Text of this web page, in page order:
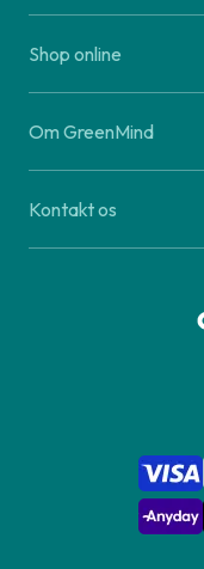
Shop online
Om GreenMind
Kontakt os